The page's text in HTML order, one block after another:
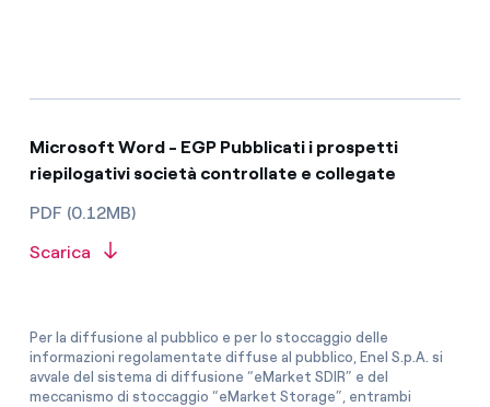
Microsoft Word - EGP Pubblicati i prospetti
riepilogativi società controllate e collegate
PDF (0.12MB)
Scarica
Per la diffusione al pubblico e per lo stoccaggio delle
informazioni regolamentate diffuse al pubblico, Enel S.p.A. si
avvale del sistema di diffusione “eMarket SDIR” e del
meccanismo di stoccaggio “eMarket Storage”, entrambi